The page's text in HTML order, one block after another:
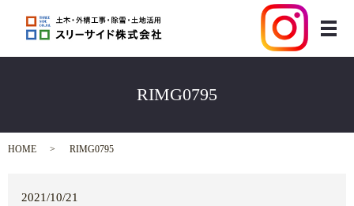
メ
RIMG0795
HOME RIMG0795
2021/10/21